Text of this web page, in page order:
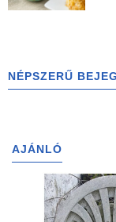
NÉPSZERŰ
AJÁNLÓ